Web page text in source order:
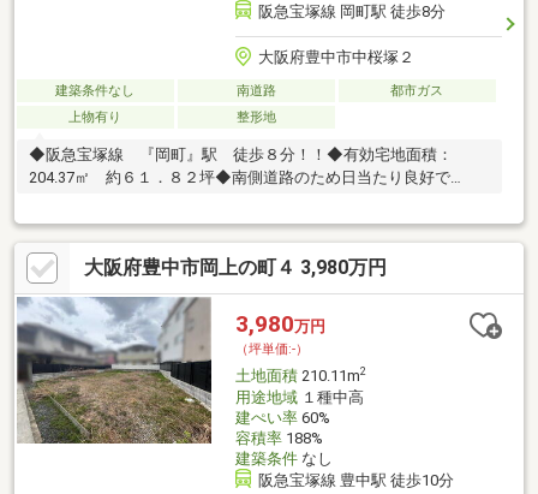
阪急宝塚線 岡町駅 徒歩8分
大阪府豊中市中桜塚２
建築条件なし 南道路
都市ガス
上物有り
整形地
◆阪急宝塚線 『岡町』駅 徒歩８分！！◆有効宅地面積：
204.37㎡ 約６１．８２坪◆南側道路のため日当たり良好で
大阪府豊中市岡上の町４ 3,980万円
3,980万円
（坪単価:-）
土地面積210.11m2
用途地域１種中高
建ぺい率60%
容積率188%
建築条件なし
阪急宝塚線 豊中駅 徒歩10分